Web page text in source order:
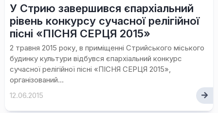
У Стрию завершився єпархіальний
рівень конкурсу сучасної релігійної
пісні «ПІСНЯ СЕРЦЯ 2015»
2 травня 2015 року, в приміщенні Стрийського міського
будинку культури відбувся єпархіальний конкурс
сучасної релігійної пісні «ПІСНЯ СЕРЦЯ 2015»,
організований...
12.06.2015